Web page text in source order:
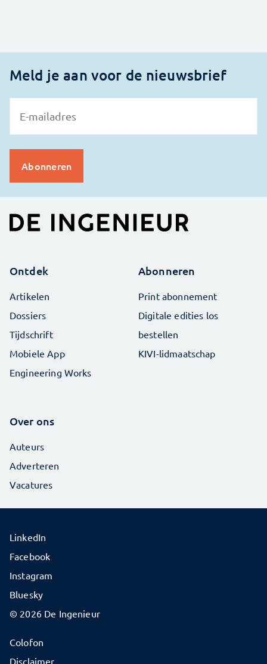
Meld je aan voor de nieuwsbrief
Ontdek
Artikelen
Dossiers
Tijdschrift
Mobiele App
Engineering Works
Abonneren
Print abonnement
Digitale edities los
bestellen
KIVI-lidmaatschap
Over ons
Auteurs
Adverteren
Vacatures
© 2026 De Ingenieur
Colofon
Disclaimer
LinkedIn
Facebook
Instagram
Bluesky